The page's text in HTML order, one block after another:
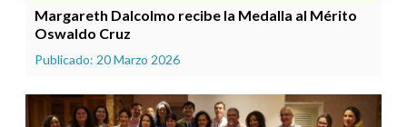
Margareth Dalcolmo recibe la Medalla al Mérito
Oswaldo Cruz
Publicado: 20 Marzo 2026